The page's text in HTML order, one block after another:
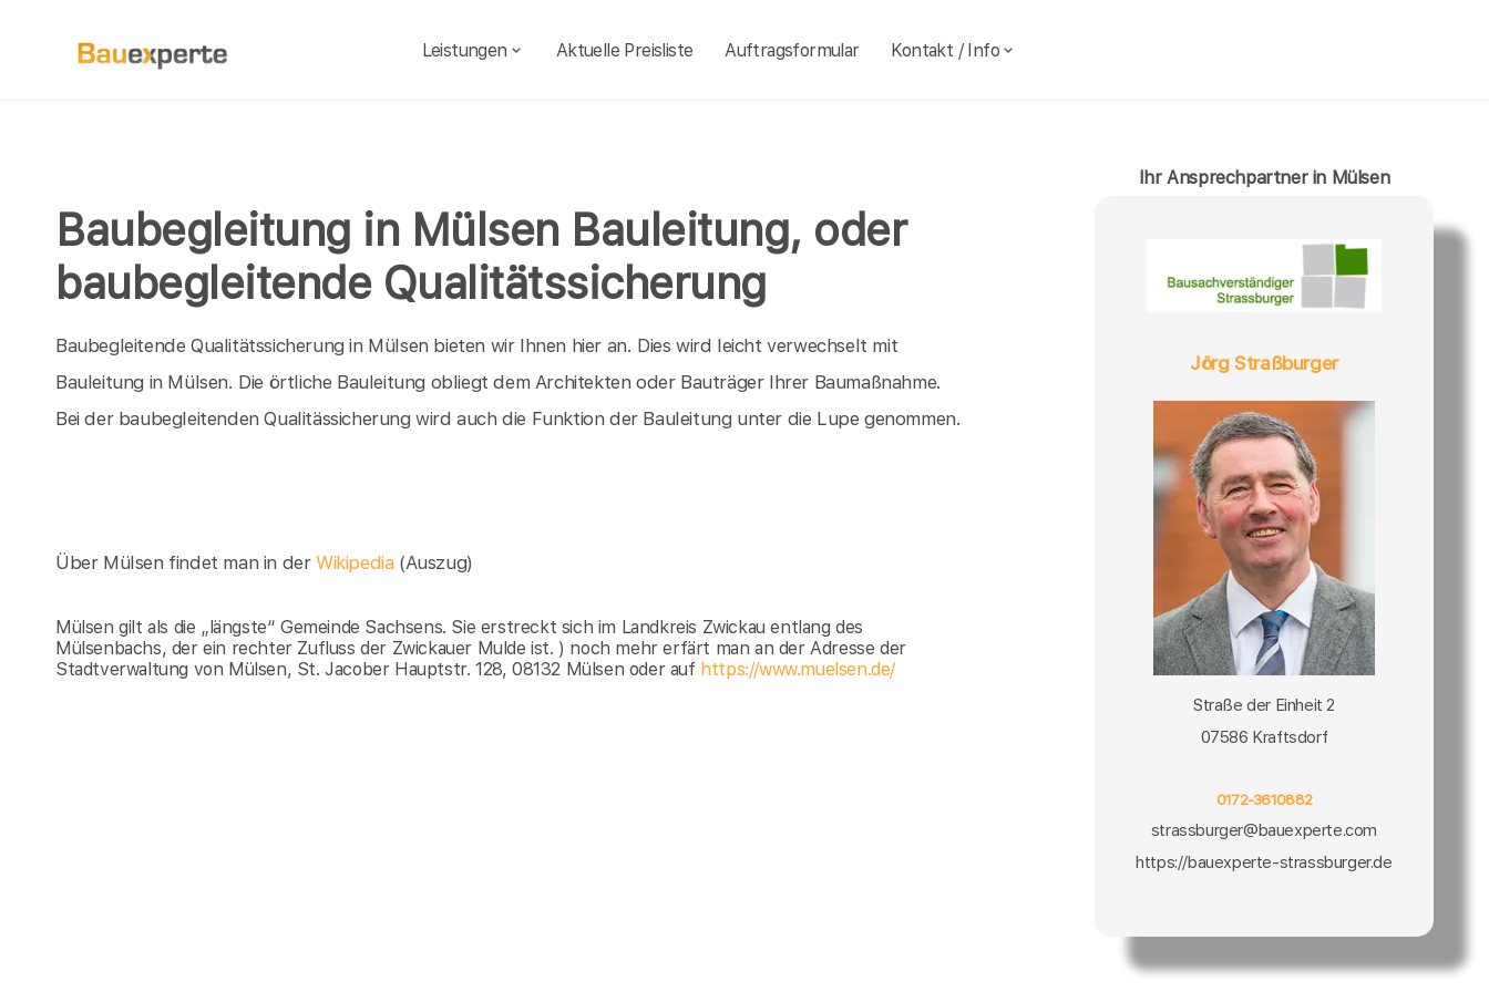
Leistungen Aktuelle Preisliste Auftragsformular Kontakt / Info
Baubegleitung in Mülsen Bauleitung, oder
baubegleitende Qualitätssicherung
Baubegleitende Qualitätssicherung in Mülsen bieten wir Ihnen hier an. Dies wird leicht verwechselt mit
Bauleitung in Mülsen. Die örtliche Bauleitung obliegt dem Architekten oder Bauträger Ihrer Baumaßnahme.
Bei der baubegleitenden Qualitässicherung wird auch die Funktion der Bauleitung unter die Lupe genommen.
Über Mülsen findet man in derWikipedia (Auszug)
Mülsen gilt als die „längste“ Gemeinde Sachsens. Sie erstreckt sich im Landkreis Zwickau entlang des
Mülsenbachs, der ein rechter Zufluss der Zwickauer Mulde ist. ) noch mehr erfärt man an der Adresse der
Stadtverwaltung von Mülsen, St. Jacober Hauptstr. 128, 08132 Mülsen oder auf https://www.muelsen.de/
Ihr Ansprechpartner in Mülsen
Jörg Straßburger
Straße der Einheit 2
07586 Kraftsdorf
0172-3610882
strassburger@bauexperte.com
https://bauexperte-strassburger.de